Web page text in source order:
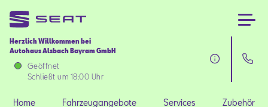
Herzlich Willkommen bei
Autohaus Alsbach Bayram GmbH
Geöffnet
Schließt um 18:00 Uhr
Home
Fahrzeugangebote
Home Fahrzeugangebote Services Zubehör